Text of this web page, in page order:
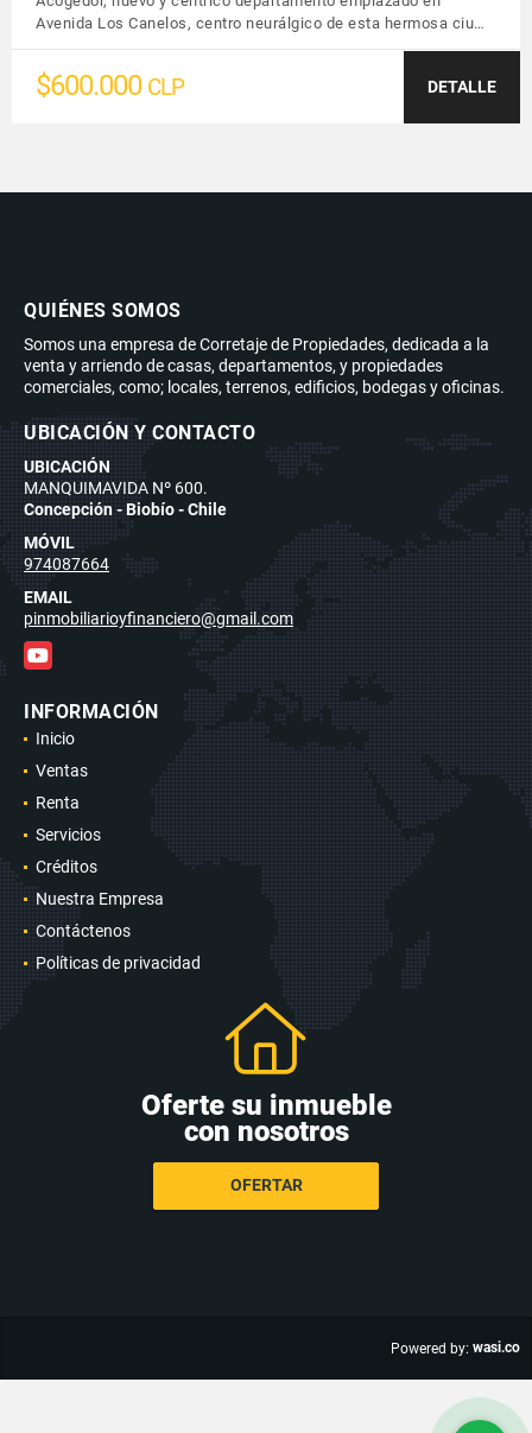
Avenida Los Canelos, centro neurálgico de esta hermosa ciu…
$600.000 CLP DETALLE
QUIÉNES SOMOS
Somos una empresa de Corretaje de Propiedades, dedicada a la
venta y arriendo de casas, departamentos, y propiedades
comerciales, como; locales, terrenos, edificios, bodegas y oficinas.
UBICACIÓN Y CONTACTO
UBICACIÓN
MANQUIMAVIDA Nº 600.
Concepción - Biobío - Chile
MÓVIL
974087664
EMAIL
pinmobiliarioyfinanciero@gmail.com
YouTube
INFORMACIÓN
Inicio
Ventas
Renta
Servicios
Créditos
Nuestra Empresa
Contáctenos
Políticas de privacidad
Oferte su inmueble
con nosotros
OFERTAR
Powered by: wasi.co